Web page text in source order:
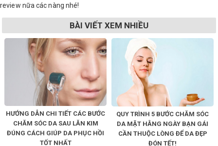
review nữa các nàng nhé!
BÀI VIẾT XEM NHIỀU
HƯỚNG DẪN CHI TIẾT CÁC BƯỚC
CHĂM SÓC DA SAU LĂN KIM
ĐÚNG CÁCH GIÚP DA PHỤC HỒI
TỐT NHẤT
QUY TRÌNH 5 BƯỚC CHĂM SÓC
DA MẶT HẰNG NGÀY BẠN GÁI
CẦN THUỘC LÒNG ĐỂ DA ĐẸP
ĐÓN TẾT!